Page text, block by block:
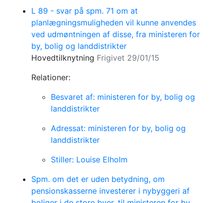
L 89 - svar på spm. 71 om at
planlægningsmuligheden vil kunne anvendes
ved udmøntningen af disse, fra ministeren for
by, bolig og landdistrikter
Hovedtilknytning Frigivet 29/01/15
Relationer:
Besvaret af: ministeren for by, bolig og
landdistrikter
Adressat: ministeren for by, bolig og
landdistrikter
Stiller: Louise Elholm
Spm. om det er uden betydning, om
pensionskasserne investerer i nybyggeri af